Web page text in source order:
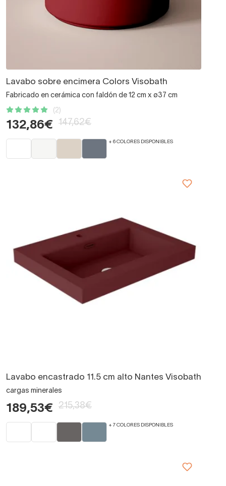
Lavabo sobre encimera Colors Visobath
Fabricado en cerámica con faldón de 12 cm x ø37 cm
(2)
132,86€ 147,62€
+ 6 COLORES DISPONIBLES
Lavabo encastrado 11.5 cm alto Nantes Visobath
cargas minerales
189,53€ 215,38€
+ 7 COLORES DISPONIBLES